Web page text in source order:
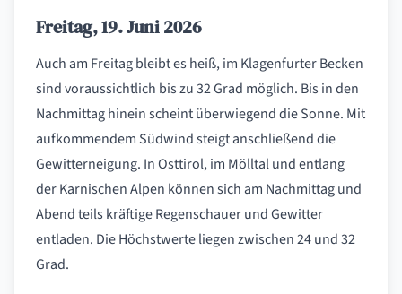
Freitag, 19. Juni 2026
Auch am Freitag bleibt es heiß, im Klagenfurter Becken
sind voraussichtlich bis zu 32 Grad möglich. Bis in den
Nachmittag hinein scheint überwiegend die Sonne. Mit
aufkommendem Südwind steigt anschließend die
Gewitterneigung. In Osttirol, im Mölltal und entlang
der Karnischen Alpen können sich am Nachmittag und
Abend teils kräftige Regenschauer und Gewitter
entladen. Die Höchstwerte liegen zwischen 24 und 32
Grad.